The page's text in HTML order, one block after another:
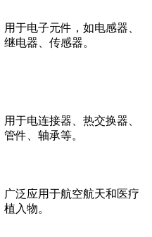
用于电子元件，如电感器、
继电器、传感器。
用于电连接器、热交换器、
管件、轴承等。
广泛应用于航空航天和医疗
植入物。